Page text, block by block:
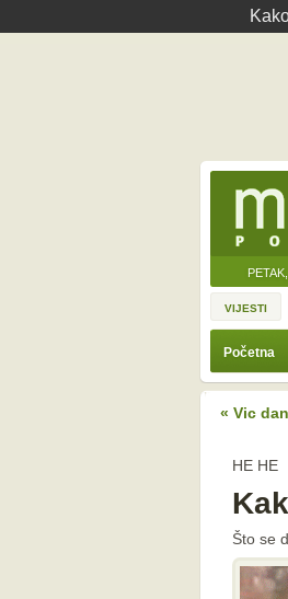
VIJESTI
Početna
« Vic
HE HE
Što se